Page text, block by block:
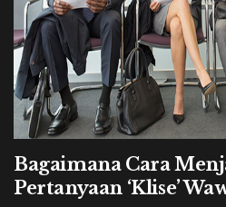
Bagaimana Cara
Pertanyaan ‘Klise’